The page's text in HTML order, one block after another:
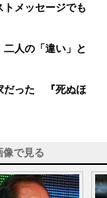
メッセージでも
人の「違い」と
だった 『死ぬほ
像で見る